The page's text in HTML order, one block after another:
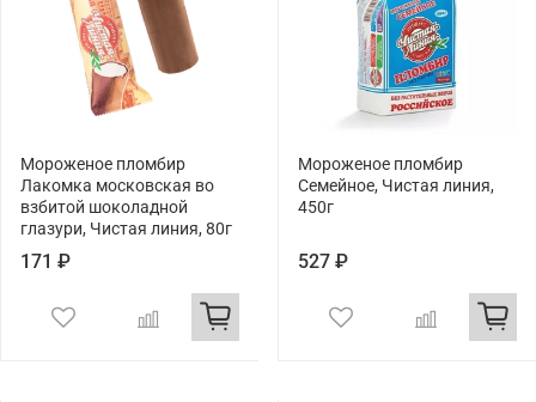
Мороженое пломбир
Лакомка московская во
взбитой шоколадной
глазури, Чистая линия, 80г
171 ₽
Мороженое пломбир
Семейное, Чистая линия,
450г
527 ₽